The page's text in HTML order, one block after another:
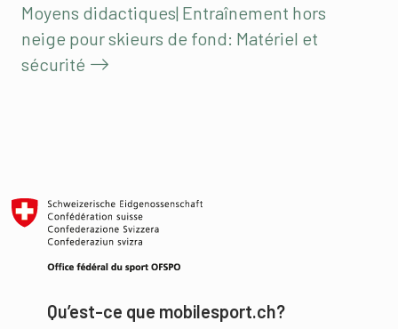
Moyens didactiques| Entraînement hors
neige pour skieurs de fond: Matériel et
sécurité
Qu’est-ce que mobilesport.ch?